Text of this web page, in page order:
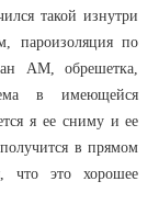
такой изнутри
пароизоляция по
АМ, обрешетка,
в имеющейся
я ее сниму и ее
в прямом
что это хорошее